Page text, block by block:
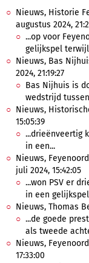
Nieuws, Historie
augustus 2024,
...op voor
gelijkspel
Nieuws, Bas
2024, 21:19:27
Bas Nijhuis is
wedstrijd tussen
Nieuws,
15:05:39
...drieënveertig
in een...
Nieuws,
juli 2024, 15:42:05
...won PSV er
in een
Nieuws, Thomas
...de goede
als tweede
Nieuws,
17:33:00